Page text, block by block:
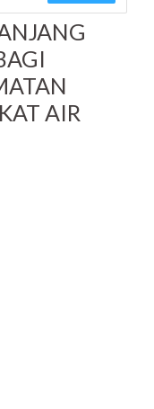
AIR